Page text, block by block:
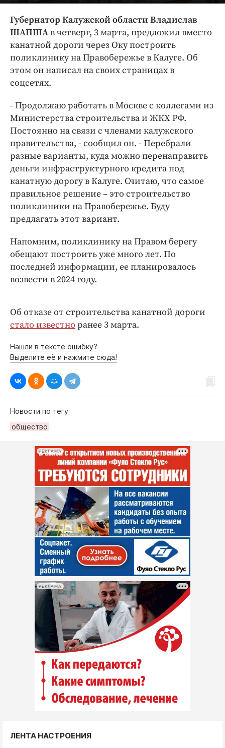
Блоги
Издания
Медиаперсона
Интересное чтиво
Клиника года
Бренд года
Работодатель года
Губернатор Калужской области Владислав
ШАПШАв четверг, 3 марта, предложил вместо
канатной дороги через Оку построить
поликлинику на Правобережье в Калуге. Об
этом он написал на своих страницах в
соцсетях.
- Продолжаю работать в Москве с коллегами из
Министерства строительства и ЖКХ РФ.
Постоянно на связи с членами калужского
правительства, - сообщил он. - Перебрали
разные варианты, куда можно перенаправить
деньги инфраструктурного кредита под
канатную дорогу в Калуге. Считаю, что самое
правильное решение – это строительство
поликлиники на Правобережье. Буду
предлагать этот вариант.
Напомним, поликлинику на Правом берегу
обещают построить уже много лет. По
последней информации, ее планировалось
возвести в 2024 году.
Об отказе от строительства канатной дороги
стало известно ранее 3 марта.
Нашли в тексте ошибку?
Выделите её и нажмите сюда!
Новости по тегу
общество
РЕКЛАМА
РЕКЛАМА
ЛЕНТА НАСТРОЕНИЯ